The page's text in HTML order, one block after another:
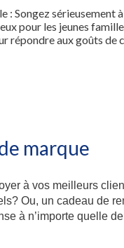
: Songez
pour les jeunes
aux goûts de
marque
à vos meilleurs
Ou, un cadeau de
à n’importe quelle